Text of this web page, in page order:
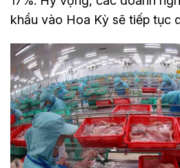
khẩu vào Hoa Kỳ sẽ tiếp tục